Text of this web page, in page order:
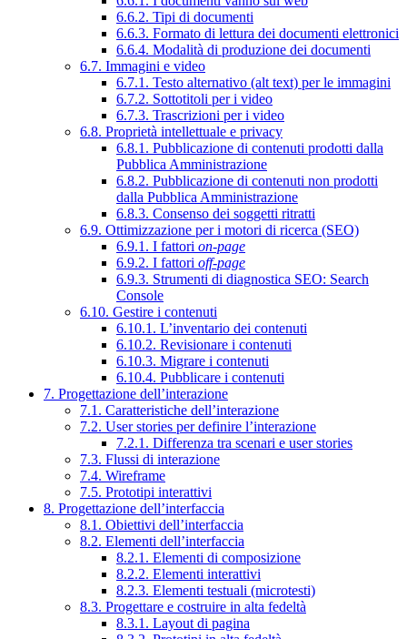
6.6.2. Tipi di documenti
6.6.3. Formato di lettura dei documenti elettronici
6.6.4. Modalità di produzione dei documenti
6.7. Immagini e video
6.7.1. Testo alternativo (alt text) per le immagini
6.7.2. Sottotitoli per i video
6.7.3. Trascrizioni per i video
6.8. Proprietà intellettuale e privacy
6.8.1. Pubblicazione di contenuti prodotti dalla
Pubblica Amministrazione
6.8.2. Pubblicazione di contenuti non prodotti
dalla Pubblica Amministrazione
6.8.3. Consenso dei soggetti ritratti
6.9. Ottimizzazione per i motori di ricerca (SEO)
6.9.1. I fattori on-page
6.9.2. I fattori off-page
6.9.3. Strumenti di diagnostica SEO: Search
Console
6.10. Gestire i contenuti
6.10.1. L’inventario dei contenuti
6.10.2. Revisionare i contenuti
6.10.3. Migrare i contenuti
6.10.4. Pubblicare i contenuti
7. Progettazione dell’interazione
7.1. Caratteristiche dell’interazione
7.2. User stories per definire l’interazione
7.2.1. Differenza tra scenari e user stories
7.3. Flussi di interazione
7.4. Wireframe
7.5. Prototipi interattivi
8. Progettazione dell’interfaccia
8.1. Obiettivi dell’interfaccia
8.2. Elementi dell’interfaccia
8.2.1. Elementi di composizione
8.2.2. Elementi interattivi
8.2.3. Elementi testuali (microtesti)
8.3. Progettare e costruire in alta fedeltà
8.3.1. Layout di pagina